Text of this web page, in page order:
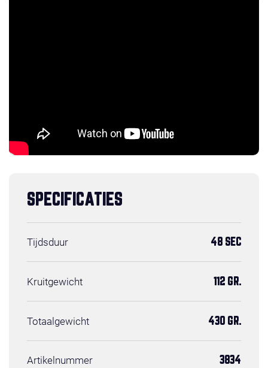
SPECIFICATIES
Tijdsduur 48 SEC
Kruitgewicht 112 GR.
Totaalgewicht 430 GR.
Artikelnummer 3834